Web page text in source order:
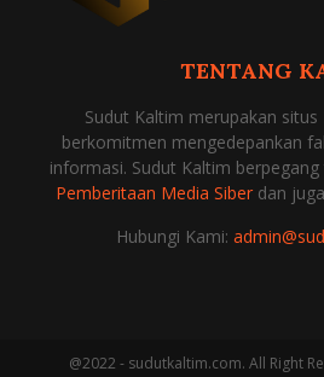
TENTANG
Sudut Kaltim merupakan situs
berkomitmen mengedepankan
informasi. Sudut Kaltim
Pemberitaan Media Siber dan juga
Hubungi Kami:
@2022 - sudutkaltim.com. All Right